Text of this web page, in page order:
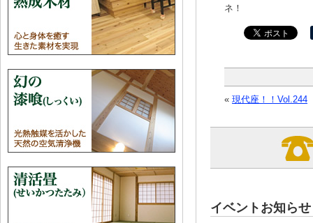
ネ！
« 現代座！！Vol.244
イベントお知らせ